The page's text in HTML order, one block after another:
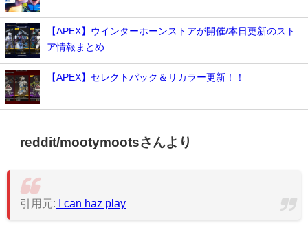
【APEX】ウインターホーンストアが開催/本日更新のスト
ア情報まとめ
【APEX】セレクトパック＆リカラー更新！！
reddit/mootymootsさんより
引用元: I can haz play